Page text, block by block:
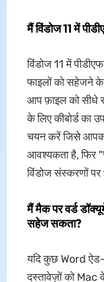
मैं विंडोज 11 में
विंडोज 11 में
फाइलों को सहेजने
आप फ़ाइल को सीधे
के लिए कीबोर्ड का
चयन करें जिसे
आवश्यकता है, फिर "
विंडोज संस्करणों पर
मैं मैक पर वर्ड
सहेज सकता?
यदि कुछ Word
दस्तावेज़ों को